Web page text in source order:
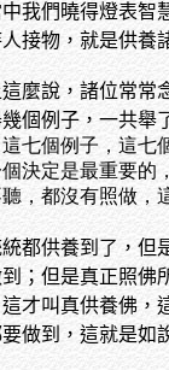
我們曉得燈表
接物，就是供養
麼說，諸位常
個例子，一共舉
七個例子，這
決定是最重要
，都沒有照做，
都供養到了，
；但是真正照
才叫真供養佛
做到，這就是如